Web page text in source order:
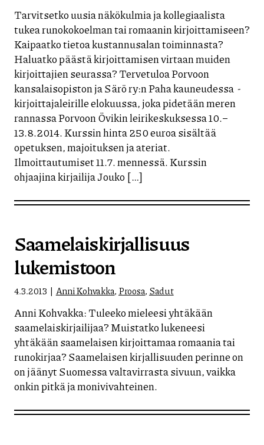
Tarvitsetko uusia näkökulmia ja kollegiaalista
tukea runokokoelman tai romaanin kirjoittamiseen?
Kaipaatko tietoa kustannusalan toiminnasta?
Haluatko päästä kirjoittamisen virtaan muiden
kirjoittajien seurassa? Tervetuloa Porvoon
kansalaisopiston ja Särö ry:n Paha kauneudessa -
kirjoittajaleirille elokuussa, joka pidetään meren
rannassa Porvoon Övikin leirikeskuksessa 10.–
13.8.2014. Kurssin hinta 250 euroa sisältää
opetuksen, majoituksen ja ateriat.
Ilmoittautumiset 11.7. mennessä. Kurssin
ohjaajina kirjailija Jouko […]
Saamelaiskirjallisuus
lukemistoon
4.3.2013 Anni Kohvakka, Proosa, Sadut
Anni Kohvakka: Tuleeko mieleesi yhtäkään
saamelaiskirjailijaa? Muistatko lukeneesi
yhtäkään saamelaisen kirjoittamaa romaania tai
runokirjaa? Saamelaisen kirjallisuuden perinne on
on jäänyt Suomessa valtavirrasta sivuun, vaikka
onkin pitkä ja monivivahteinen.